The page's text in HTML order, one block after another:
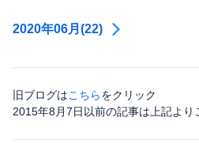
2020年06月(22)
旧ブログはこちらをクリック
2015年8月7日以前の記事は上記より